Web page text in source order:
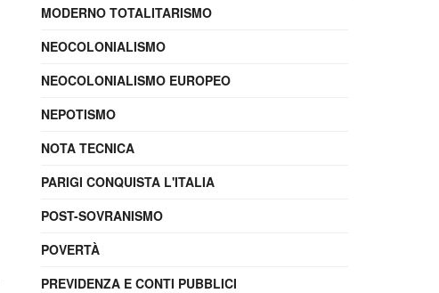
MODERNO TOTALITARISMO
NEOCOLONIALISMO
NEOCOLONIALISMO EUROPEO
NEPOTISMO
NOTA TECNICA
PARIGI CONQUISTA L'ITALIA
POST-SOVRANISMO
POVERTÀ
PREVIDENZA E CONTI PUBBLICI